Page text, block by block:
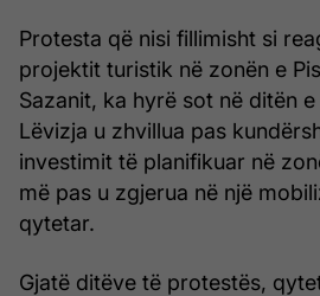
Protesta që nisi fillimisht si
projektit turistik në zonën e
Sazanit, ka hyrë sot në ditën
Lëvizja u zhvillua pas
investimit të planifikuar në
më pas u zgjerua në një
qytetar.
Gjatë ditëve të protestës,